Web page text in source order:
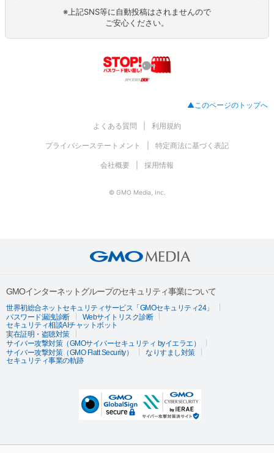
※上記SNS等に自動投稿はされませんので
ご安心ください。
▲このページのトップへ
よくある質問 利用規約
プライバシーステートメント 特定商法に基づく表記
会社概要 採用情報
© GMO Media, Inc.
GMOインターネットグループのセキュリティ事業について
世界初総合ネットセキュリティサービス「GMOセキュリティ24」
パスワード漏洩診断
Webサイトリスク診断
セキュリティ相談AIチャットボット
実在証明・盗聴対策
サイバー攻撃対策（GMOサイバーセキュリティ byイエラエ）
サイバー攻撃対策（GMO Flatt Security）
なりすまし対策
セキュリティ事業の軌跡